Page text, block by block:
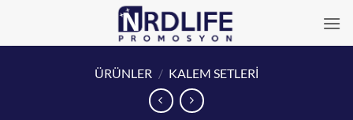
ÜRÜNLER / KALEM SETLERİ